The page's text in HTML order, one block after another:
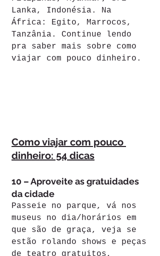
Lanka, Indonésia. Na
África: Egito, Marrocos,
Tanzânia. Continue lendo
pra saber mais sobre como
viajar com pouco dinheiro.
Como viajar com pouco
dinheiro: 54 dicas
10 – Aproveite as gratuidades
da cidade
Passeie no parque, vá nos
museus no dia/horários em
que são de graça, veja se
estão rolando shows e peças